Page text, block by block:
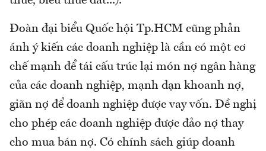
Đoàn đại biểu Quốc hội Tp.HCM cũng phản
ánh ý kiến các doanh nghiệp là cần có một cơ
chế mạnh để tái cấu trúc lại món nợ ngân hàng
của các doanh nghiệp, mạnh dạn khoanh nợ,
giãn nợ để doanh nghiệp được vay vốn. Đề nghị
cho phép các doanh nghiệp được đảo nợ thay
cho mua bán nợ. Có chính sách giúp doanh